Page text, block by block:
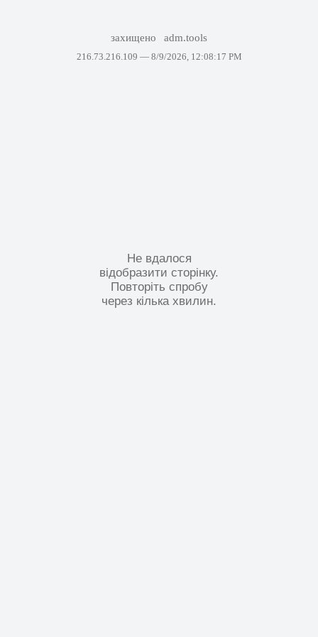
захищено adm.tools
216.73.216.109 — 8/9/2026, 12:08:17 PM
Не вдалося
відобразити сторінку.
Повторіть спробу
через кілька хвилин.